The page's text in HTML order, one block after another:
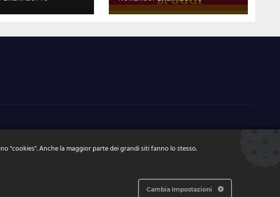
vincenti e quote
"cookies". Anche la maggior parte dei grandi siti fanno lo stesso.
Cambia Impostazioni